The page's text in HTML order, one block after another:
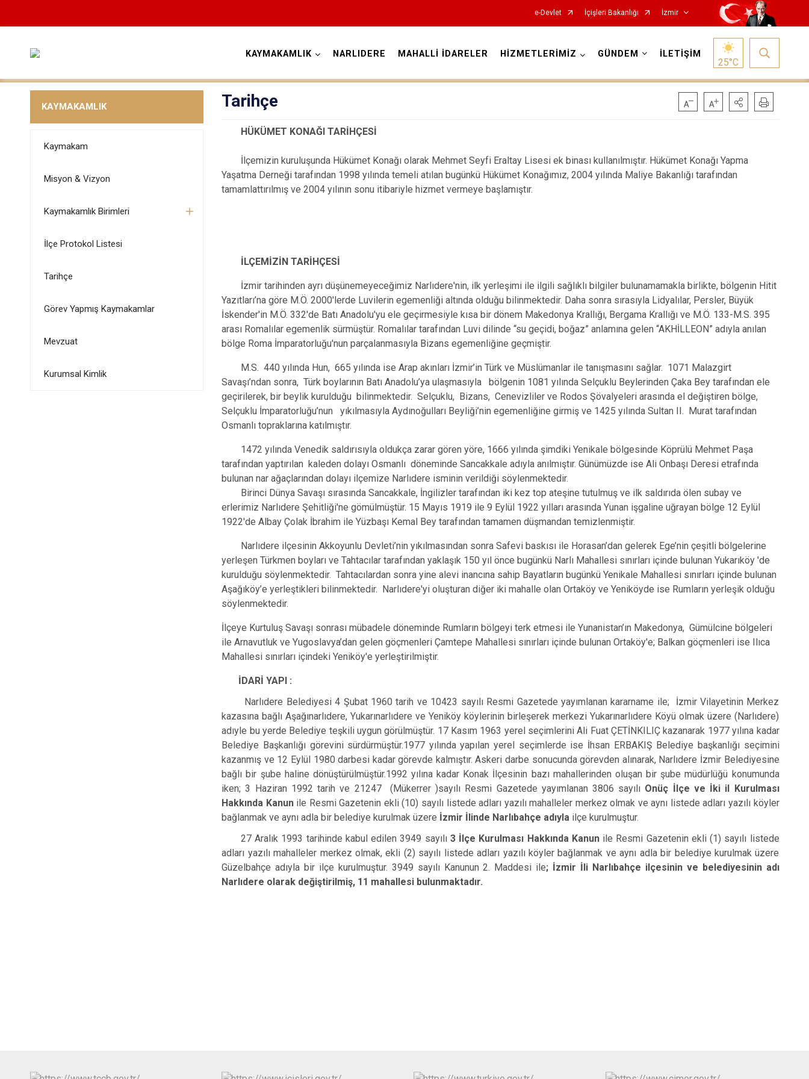
e-Devlet İçişleri Bakanlığı İzmir
Aliağa
Balçova
Buca
Çeşme
Çiğli
Dikili
Foça
Gaziemir
Kınık
Kiraz
Konak
Menemen
Narlıdere
Torbalı
Urla
Bayraklı
KAYMAKAMLIK NARLIDERE MAHALLİ İDARELER HİZMETLERİMİZ GÜNDEM İLETİŞİM
25°C
KAYMAKAMLIK
Kaymakam
Misyon & Vizyon
Kaymakamlık Birimleri
İlçe Protokol Listesi
Tarihçe
Görev Yapmış Kaymakamlar
Mevzuat
Kurumsal Kimlik
Tarihçe
HÜKÜMET KONAĞI TARİHÇESİ
İlçemizin kuruluşunda Hükümet Konağı olarak Mehmet Seyfi Eraltay Lisesi ek binası kullanılmıştır. Hükümet Konağı Yapma
Yaşatma Derneği tarafından 1998 yılında temeli atılan bugünkü Hükümet Konağımız, 2004 yılında Maliye Bakanlığı tarafından
tamamlattırılmış ve 2004 yılının sonu itibariyle hizmet vermeye başlamıştır.
İLÇEMİZİN TARİHÇESİ
İzmir tarihinden ayrı düşünemeyeceğimiz Narlıdere'nin, ilk yerleşimi ile ilgili sağlıklı bilgiler bulunamamakla birlikte, bölgenin Hitit
Yazıtları’na göre M.Ö. 2000'lerde Luvilerin egemenliği altında olduğu bilinmektedir. Daha sonra sırasıyla Lidyalılar, Persler, Büyük
İskender'in M.Ö. 332'de Batı Anadolu'yu ele geçirmesiyle kısa bir dönem Makedonya Krallığı, Bergama Krallığı ve M.Ö. 133-M.S. 395
arası Romalılar egemenlik sürmüştür. Romalılar tarafından Luvi dilinde “su geçidi, boğaz” anlamına gelen “AKHİLLEON” adıyla anılan
bölge Roma İmparatorluğu'nun parçalanmasıyla Bizans egemenliğine geçmiştir.
M.S. 440 yılında Hun, 665 yılında ise Arap akınları İzmir’in Türk ve Müslümanlar ile tanışmasını sağlar. 1071 Malazgirt
Savaşı’ndan sonra, Türk boylarının Batı Anadolu’ya ulaşmasıyla bölgenin 1081 yılında Selçuklu Beylerinden Çaka Bey tarafından ele
geçirilerek, bir beylik kurulduğu bilinmektedir. Selçuklu, Bizans, Cenevizliler ve Rodos Şövalyeleri arasında el değiştiren bölge,
Selçuklu İmparatorluğu’nun yıkılmasıyla Aydınoğulları Beyliği’nin egemenliğine girmiş ve 1425 yılında Sultan II. Murat tarafından
Osmanlı topraklarına katılmıştır.
1472 yılında Venedik saldırısıyla oldukça zarar gören yöre, 1666 yılında şimdiki Yenikale bölgesinde Köprülü Mehmet Paşa
tarafından yaptırılan kaleden dolayı Osmanlı döneminde Sancakkale adıyla anılmıştır. Günümüzde ise Ali Onbaşı Deresi etrafında
bulunan nar ağaçlarından dolayı ilçemize Narlıdere isminin verildiği söylenmektedir.
Birinci Dünya Savaşı sırasında Sancakkale, İngilizler tarafından iki kez top ateşine tutulmuş ve ilk saldırıda ölen subay ve
erlerimiz Narlıdere Şehitliği'ne gömülmüştür. 15 Mayıs 1919 ile 9 Eylül 1922 yılları arasında Yunan işgaline uğrayan bölge 12 Eylül
1922'de Albay Çolak İbrahim ile Yüzbaşı Kemal Bey tarafından tamamen düşmandan temizlenmiştir.
Narlıdere ilçesinin Akkoyunlu Devleti’nin yıkılmasından sonra Safevi baskısı ile Horasan’dan gelerek Ege’nin çeşitli bölgelerine
yerleşen Türkmen boyları ve Tahtacılar tarafından yaklaşık 150 yıl önce bugünkü Narlı Mahallesi sınırları içinde bulunan Yukarıköy 'de
kurulduğu söylenmektedir. Tahtacılardan sonra yine alevi inancına sahip Bayatların bugünkü Yenikale Mahallesi sınırları içinde bulunan
Aşağıköy’e yerleştikleri bilinmektedir. Narlıdere'yi oluşturan diğer iki mahalle olan Ortaköy ve Yeniköyde ise Rumların yerleşik olduğu
söylenmektedir.
İlçeye Kurtuluş Savaşı sonrası mübadele döneminde Rumların bölgeyi terk etmesi ile Yunanistan’ın Makedonya, Gümülcine bölgeleri
ile Arnavutluk ve Yugoslavya’dan gelen göçmenleri Çamtepe Mahallesi sınırları içinde bulunan Ortaköy'e; Balkan göçmenleri ise Ilıca
Mahallesi sınırları içindeki Yeniköy'e yerleştirilmiştir.
İDARİ YAPI :
Narlıdere Belediyesi 4 Şubat 1960 tarih ve 10423 sayılı Resmi Gazetede yayımlanan kararname ile; İzmir Vilayetinin Merkez
kazasına bağlı Aşağınarlıdere, Yukarınarlıdere ve Yeniköy köylerinin birleşerek merkezi Yukarınarlıdere Köyü olmak üzere (Narlıdere)
adıyle bu yerde Belediye teşkili uygun görülmüştür. 17 Kasım 1963 yerel seçimlerini Ali Fuat ÇETİNKILIÇ kazanarak 1977 yılına kadar
Belediye Başkanlığı görevini sürdürmüştür.1977 yılında yapılan yerel seçimlerde ise İhsan ERBAKIŞ Belediye başkanlığı seçimini
kazanmış ve 12 Eylül 1980 darbesi kadar görevde kalmıştır. Askeri darbe sonucunda görevden alınarak, Narlıdere İzmir Belediyesine
bağlı bir şube haline dönüştürülmüştür.1992 yılına kadar Konak İlçesinin bazı mahallerinden oluşan bir şube müdürlüğü konumunda
iken; 3 Haziran 1992 tarih ve 21247 (Mükerrer )sayılı Resmi Gazetede yayımlanan 3806 sayılı Onüç İlçe ve İki il Kurulması
Hakkında Kanunile Resmi Gazetenin ekli (10) sayılı listede adları yazılı mahalleler merkez olmak ve aynı listede adları yazılı köyler
bağlanmak ve aynı adla bir belediye kurulmak üzere İzmir İlinde Narlıbahçe adıyla ilçe kurulmuştur.
27 Aralık 1993 tarihinde kabul edilen 3949 sayılı3 İlçe Kurulması Hakkında Kanunile Resmi Gazetenin ekli (1) sayılı listede
adları yazılı mahalleler merkez olmak, ekli (2) sayılı listede adları yazılı köyler bağlanmak ve aynı adla bir belediye kurulmak üzere
Güzelbahçe adıyla bir ilçe kurulmuştur. 3949 sayılı Kanunun 2. Maddesi ile; İzmir İli Narlıbahçe ilçesinin ve belediyesinin adı
Narlıdere olarak değiştirilmiş, 11 mahallesi bulunmaktadır.